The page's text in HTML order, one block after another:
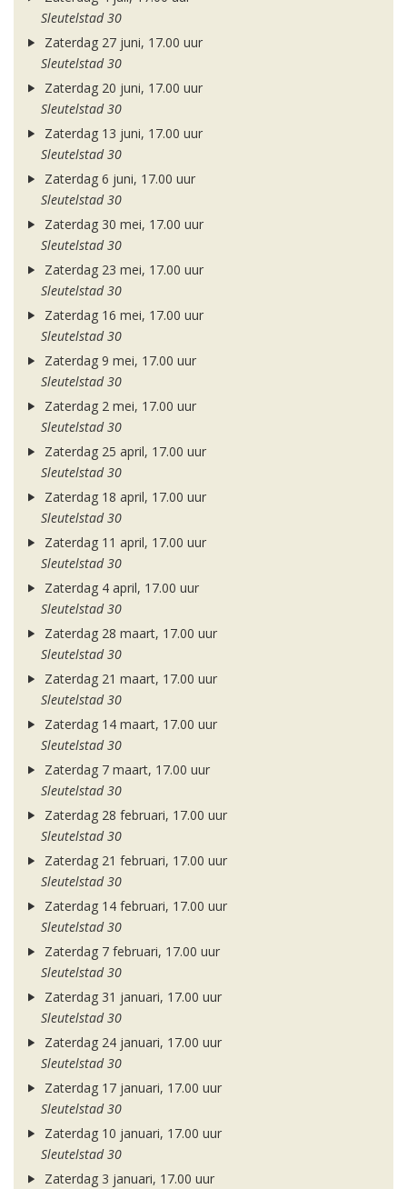
Sleutelstad 30
Zaterdag 27 juni, 17.00 uur
Sleutelstad 30
Zaterdag 20 juni, 17.00 uur
Sleutelstad 30
Zaterdag 13 juni, 17.00 uur
Sleutelstad 30
Zaterdag 6 juni, 17.00 uur
Sleutelstad 30
Zaterdag 30 mei, 17.00 uur
Sleutelstad 30
Zaterdag 23 mei, 17.00 uur
Sleutelstad 30
Zaterdag 16 mei, 17.00 uur
Sleutelstad 30
Zaterdag 9 mei, 17.00 uur
Sleutelstad 30
Zaterdag 2 mei, 17.00 uur
Sleutelstad 30
Zaterdag 25 april, 17.00 uur
Sleutelstad 30
Zaterdag 18 april, 17.00 uur
Sleutelstad 30
Zaterdag 11 april, 17.00 uur
Sleutelstad 30
Zaterdag 4 april, 17.00 uur
Sleutelstad 30
Zaterdag 28 maart, 17.00 uur
Sleutelstad 30
Zaterdag 21 maart, 17.00 uur
Sleutelstad 30
Zaterdag 14 maart, 17.00 uur
Sleutelstad 30
Zaterdag 7 maart, 17.00 uur
Sleutelstad 30
Zaterdag 28 februari, 17.00 uur
Sleutelstad 30
Zaterdag 21 februari, 17.00 uur
Sleutelstad 30
Zaterdag 14 februari, 17.00 uur
Sleutelstad 30
Zaterdag 7 februari, 17.00 uur
Sleutelstad 30
Zaterdag 31 januari, 17.00 uur
Sleutelstad 30
Zaterdag 24 januari, 17.00 uur
Sleutelstad 30
Zaterdag 17 januari, 17.00 uur
Sleutelstad 30
Zaterdag 10 januari, 17.00 uur
Sleutelstad 30
Zaterdag 3 januari, 17.00 uur